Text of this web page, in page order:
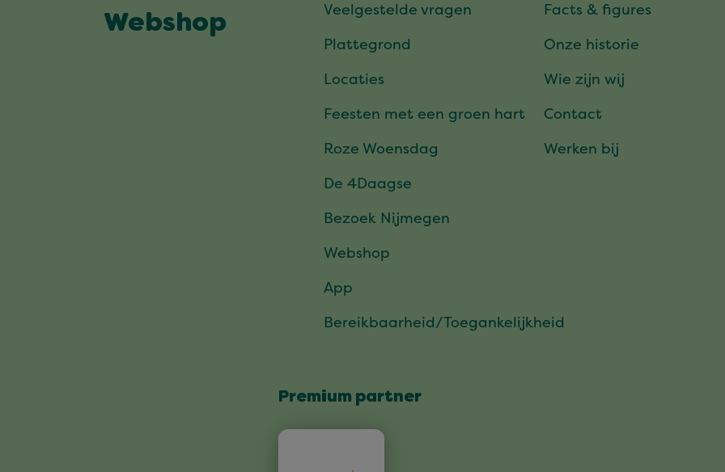
Webshop
Veelgestelde vragen
Plattegrond
Locaties
Feesten met een groen hart
Roze Woensdag
De 4Daagse
Bezoek Nijmegen
Webshop
App
Bereikbaarheid/Toegankelijkheid
Facts & figures
Onze historie
Wie zijn wij
Contact
Werken bij
Premium partner